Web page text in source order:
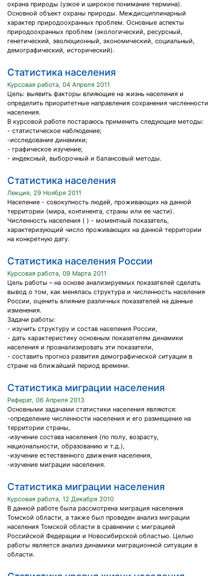
охрана природы (узкое и широкое понимание термина).
Основной объект охраны природы. Междисциплинарный
характер природоохранных проблем. Основные аспекты
природоохранных проблем (экологический, ресурсный,
генетический, эволюционный, экономический, социальный,
демографический, исторический).
Статистика населения
Курсовая работа, 04 Апреля 2011
Цель: выявить факторы влияющие на жизнь населения и
определить приоритетные направления сохранения численности
населения.
В курсовой работе постараюсь применить следующие методы:
- статистическое наблюдение;
-исследование динамики;
- графическое изучение;
- индексный, выборочный и балансовый методы.
Статистика населения
Лекция, 29 Ноября 2011
Население - совокупность людей, проживающих на данной
территории (мира, континента, страны или ее части).
Численность населения ( ) - моментный показатель,
характеризующий число проживающих на данной территории
на конкретную дату.
Статистика населения России
Курсовая работа, 09 Марта 2011
Цель работы – на основе анализируемых показателей сделать
вывод о том, как менялась структура и численность населения
России, оценить влияние различных показателей на данные
изменения.
Задачи работы:
- изучить структуру и состав населения России,
- дать характеристику основным показателям динамики
населения и проанализировать эти показатели,
- составить прогноз развития демографической ситуации в
стране на ближайший период времени.
Статистика миграции населения
Реферат, 06 Апреля 2013
Основными задачами статистики населения являются:
-определение численности населения и его размещение на
территории страны,
-изучение состава населения (по полу, возрасту,
национальности, образованию и т.д.),
-изучение естественного движения населения,
-изучение миграции населения.
Статистика миграции населения
Курсовая работа, 12 Декабря 2010
В данной работе была рассмотрена миграция населения
Томской области, а также был проведен анализ миграции
населения Томской области в сравнении с миграцией
Российской Федерации и Новосибирской областью. Целью
работы является анализ динамики миграционной ситуации в
области.